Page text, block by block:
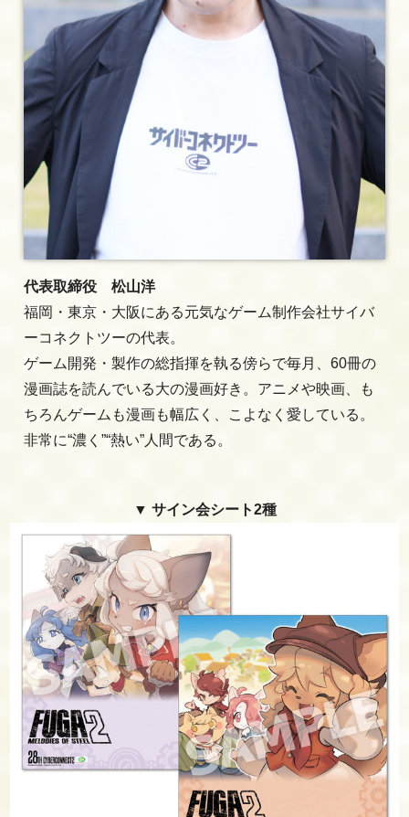
代表取締役 松山洋
福岡・東京・大阪にある元気なゲーム制作会社サイバ
ーコネクトツーの代表。
ゲーム開発・製作の総指揮を執る傍らで毎月、60冊の
漫画誌を読んでいる大の漫画好き。アニメや映画、も
ちろんゲームも漫画も幅広く、こよなく愛している。
非常に“濃く”“熱い”人間である。
▼ サイン会シート2種